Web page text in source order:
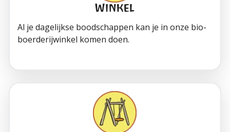
Winkel
Al je dagelijkse boodschappen kan je in onze bio-
boerderijwinkel komen doen.